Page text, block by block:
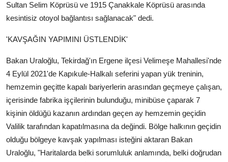
Sultan Selim Köprüsü ve 1915 Çanakkale Köprüsü arasında
kesintisiz otoyol bağlantısı sağlanacak" dedi.
'KAVŞAĞIN YAPIMINI ÜSTLENDİK'
Bakan Uraloğlu, Tekirdağ'ın Ergene ilçesi Velimeşe Mahallesi'nde
4 Eylül 2021'de Kapıkule-Halkalı seferini yapan yük treninin,
hemzemin geçitte kapalı bariyerlerin arasından geçmeye çalışan,
içerisinde fabrika işçilerinin bulunduğu, minibüse çaparak 7
kişinin öldüğü kazanın ardından geçen ay hemzemin geçidin
Valilik tarafından kapatılmasına da değindi. Bölge halkının geçidin
olduğu bölgeye kavşak yapılması isteğini aktaran Bakan
Uraloğlu, "Haritalarda belki sorumluluk anlamında, belki doğrudan